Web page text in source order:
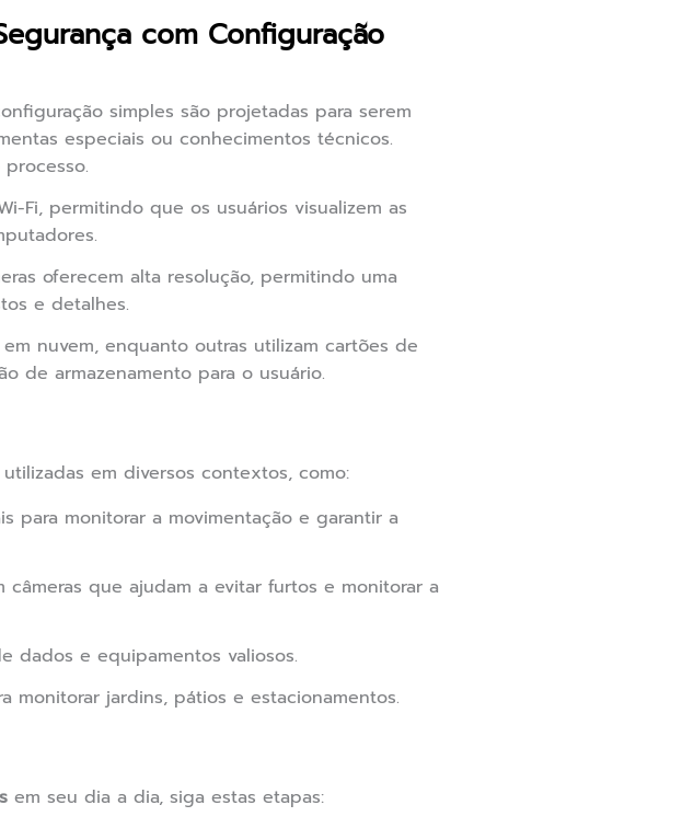
com Configuração
simples são projetadas para serem
especiais ou conhecimentos técnicos.
Fi, permitindo que os usuários visualizem as
oferecem alta resolução, permitindo uma
e detalhes.
nuvem, enquanto outras utilizam cartões de
de armazenamento para o usuário.
em diversos contextos, como:
para monitorar a movimentação e garantir a
que ajudam a evitar furtos e monitorar a
dados e equipamentos valiosos.
monitorar jardins, pátios e estacionamentos.
em seu dia a dia, siga estas etapas: